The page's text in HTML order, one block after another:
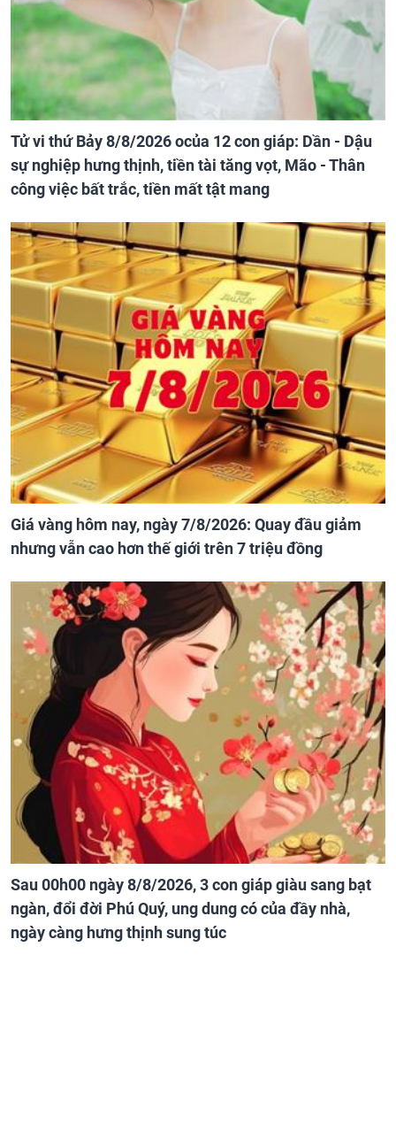
Tử vi thứ Bảy 8/8/2026 ocủa 12 con giáp: Dần - Dậu
sự nghiệp hưng thịnh, tiền tài tăng vọt, Mão - Thân
công việc bất trắc, tiền mất tật mang
Giá vàng hôm nay, ngày 7/8/2026: Quay đầu giảm
nhưng vẫn cao hơn thế giới trên 7 triệu đồng
Sau 00h00 ngày 8/8/2026, 3 con giáp giàu sang bạt
ngàn, đổi đời Phú Quý, ung dung có của đầy nhà,
ngày càng hưng thịnh sung túc